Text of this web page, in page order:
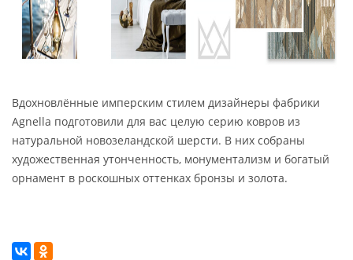
Вдохновлённые имперским стилем дизайнеры фабрики
Agnella подготовили для вас целую серию ковров из
натуральной новозеландской шерсти. В них собраны
художественная утонченность, монументализм и богатый
орнамент в роскошных оттенках бронзы и золота.